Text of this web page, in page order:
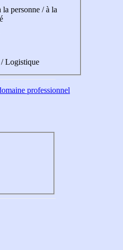
la personne / à la
Logistique
professionnel